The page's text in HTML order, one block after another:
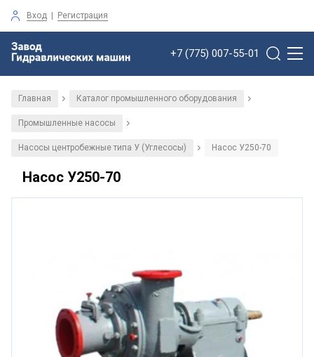
Вход | Регистрация
+7 (775) 007-55-01
Главная / Каталог промышленного оборудования /
Промышленные насосы /
Насосы центробежные типа У (Углесосы) / Насос У250-70
Насос У250-70